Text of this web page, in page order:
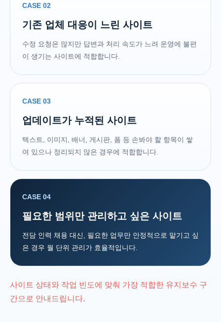
CASE 02
기존 업체 대응이 느린 사이트
수정 요청은 많지만 답변과 처리 속도가 느려 운영에 불편
이 생기는 사이트에 적합합니다.
CASE 03
업데이트가 누적된 사이트
텍스트, 이미지, 배너, 게시판, 폼 등 손봐야 할 항목이 쌓
여 있으나 정리되지 않은 경우에 적합합니다.
CASE 04
필요한 범위만 관리하고 싶은 사이트
전담 인력 채용 대신, 필요한 업무만 안정적으로 맡기고 싶
은 경우 월 단위 관리가 효율적입니다.
사이트 상태와 작업 빈도에 맞춰 가장 적합한 유지보수 구
간으로 안내드립니다.